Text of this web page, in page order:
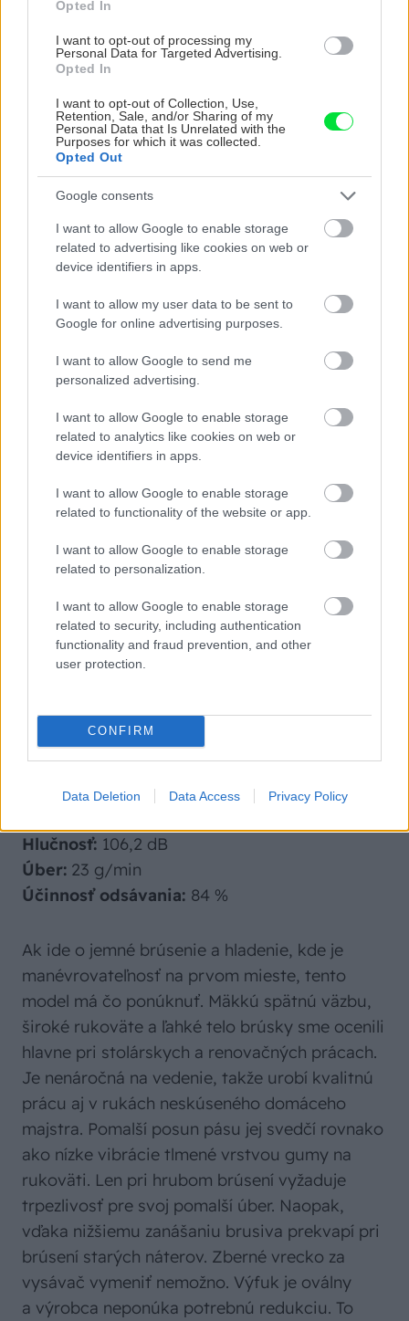
Opted In
I want to opt-out of processing my
Personal Data for Targeted Advertising.
Opted In
I want to opt-out of Collection, Use,
Retention, Sale, and/or Sharing of my
Personal Data that Is Unrelated with the
Purposes for which it was collected.
Opted Out
Google consents
I want to allow Google to enable storage
related to advertising like cookies on web or
device identifiers in apps.
I want to allow my user data to be sent to
Google for online advertising purposes.
I want to allow Google to send me
personalized advertising.
I want to allow Google to enable storage
related to analytics like cookies on web or
device identifiers in apps.
I want to allow Google to enable storage
related to functionality of the website or app.
I want to allow Google to enable storage
related to personalization.
I want to allow Google to enable storage
related to security, including authentication
functionality and fraud prevention, and other
user protection.
CONFIRM
Data Deletion Data Access Privacy Policy
dosiahne, kam potrebujete.
odklápateľné čelo
zlá manévrovateľnosť
„Odklápateľné čelo umožňuje pohodlné
brúsenie spodnej hrany schodníc.“
68 €
predurčujú na prácu v teréne. Králikáreň, kurín
či altánok pre ňu nie sú výzvou.
FERM BSM1021
Príkon motora:950 W
Rýchlosť posunu:
220 – 350 m/s
Hlučnosť: 106,2 dB
Úber: 23 g/min
Účinnosť odsávania: 84 %
Ak ide o jemné brúsenie a hladenie, kde je
manévrovateľnosť na prvom mieste, tento
model má čo ponúknuť. Mäkkú spätnú väzbu,
široké rukoväte a ľahké telo brúsky sme ocenili
hlavne pri stolárskych a renovačných prácach.
Je nenáročná na vedenie, takže urobí kvalitnú
prácu aj v rukách neskúseného domáceho
majstra. Pomalší posun pásu jej svedčí rovnako
ako nízke vibrácie tlmené vrstvou gumy na
rukoväti. Len pri hrubom brúsení vyžaduje
trpezlivosť pre svoj pomalší úber. Naopak,
vďaka nižšiemu zanášaniu brusiva prekvapí pri
brúsení starých náterov. Zberné vrecko za
vysávač vymeniť nemožno. Výfuk je oválny
a výrobca neponúka potrebnú redukciu. To